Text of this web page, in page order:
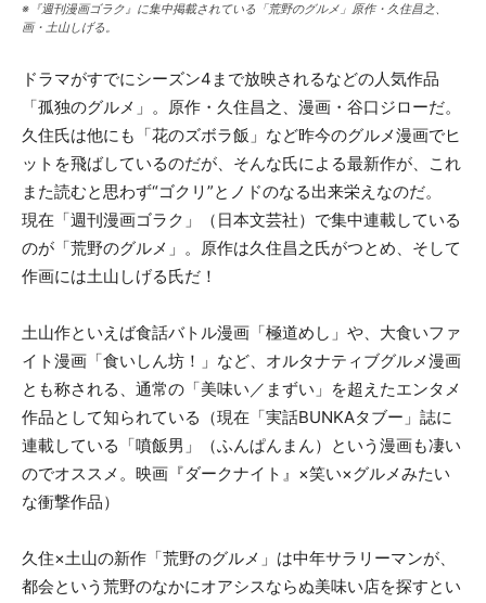
※『週刊漫画ゴラク』に集中掲載されている「荒野のグルメ」原作・久住昌之、
画・土山しげる。
ドラマがすでにシーズン4まで放映されるなどの人気作品
「孤独のグルメ」。原作・久住昌之、漫画・谷口ジローだ。
久住氏は他にも「花のズボラ飯」など昨今のグルメ漫画でヒ
ットを飛ばしているのだが、そんな氏による最新作が、これ
また読むと思わず“ゴクリ”とノドのなる出来栄えなのだ。
現在「週刊漫画ゴラク」（日本文芸社）で集中連載している
のが「荒野のグルメ」。原作は久住昌之氏がつとめ、そして
作画には土山しげる氏だ！
土山作といえば食話バトル漫画「極道めし」や、大食いファ
イト漫画「食いしん坊！」など、オルタナティブグルメ漫画
とも称される、通常の「美味い／まずい」を超えたエンタメ
作品として知られている（現在「実話BUNKAタブー」誌に
連載している「噴飯男」（ふんぱんまん）という漫画も凄い
のでオススメ。映画『ダークナイト』×笑い×グルメみたい
な衝撃作品）
久住×土山の新作「荒野のグルメ」は中年サラリーマンが、
都会という荒野のなかにオアシスならぬ美味い店を探すとい